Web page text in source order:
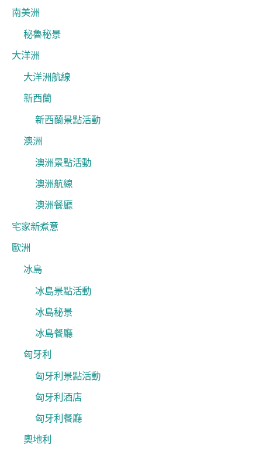
南美洲
秘魯秘景
大洋洲
大洋洲航線
新西蘭
新西蘭景點活動
澳洲
澳洲景點活動
澳洲航線
澳洲餐廳
宅家新煮意
歐洲
冰島
冰島景點活動
冰島秘景
冰島餐廳
匈牙利
匈牙利景點活動
匈牙利酒店
匈牙利餐廳
奧地利